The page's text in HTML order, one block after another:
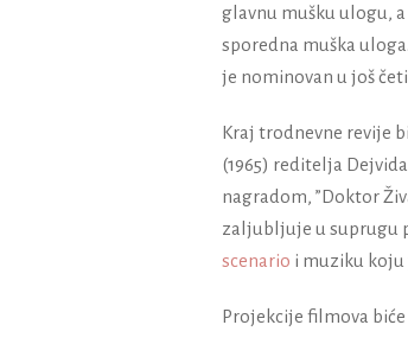
glavnu mušku ulogu,
sporedna muška
je nominovan u još
Kraj trodnevne revije
(1965) reditelja
nagradom, ”Doktor
zaljubljuje u suprugu
scenario i muziku
Projekcije filmova